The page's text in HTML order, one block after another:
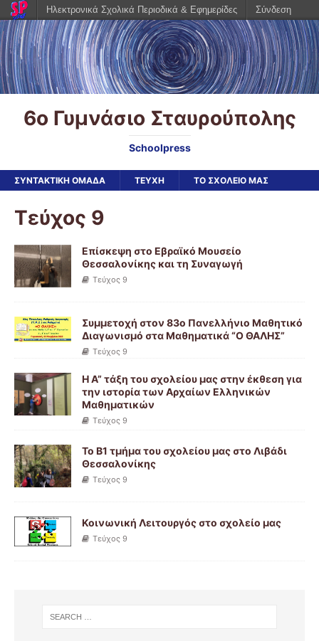
6ο Γυμνάσιο Σταυρούπολης
Schoolpress
ΣΥΝΤΑΚΤΙΚΗ ΟΜΑΔΑ ΤΕΥΧΗ ΤΟ ΣΧΟΛΕΙΟ ΜΑΣ
Τεύχος 9
Επίσκεψη στο Εβραϊκό Μουσείο
Θεσσαλονίκης και τη Συναγωγή
Τεύχος 9
Συμμετοχή στον 83ο Πανελλήνιο Μαθητικό
Διαγωνισμό στα Μαθηματικά “Ο ΘΑΛΗΣ”
Τεύχος 9
Η Α” τάξη του σχολείου μας στην έκθεση για
την ιστορία των Αρχαίων Ελληνικών
Μαθηματικών
Τεύχος 9
Το Β1 τμήμα του σχολείου μας στο Λιβάδι
Θεσσαλονίκης
Τεύχος 9
Κοινωνική Λειτουργός στο σχολείο μας
Τεύχος 9
Ηλεκτρονικά Σχολικά Περιοδικά & Εφημερίδες Σύνδεση